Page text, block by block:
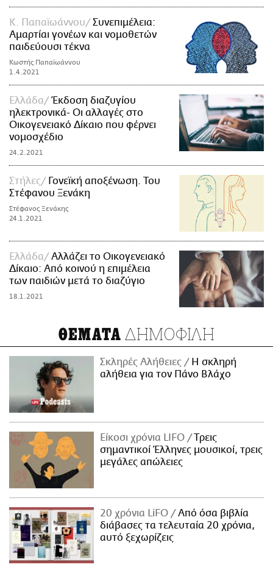
Κ. Παπαϊωάννου
Συνεπιμέλεια:
Αμαρτίαι γονέων και νομοθετών
παιδεύουσι τέκνα
Κωστής Παπαϊωάννου
1.4.2021
Ελλάδα
Έκδοση διαζυγίου
ηλεκτρονικά- Οι αλλαγές στο
Οικογενειακό Δίκαιο που φέρνει
νομοσχέδιο
24.2.2021
Στήλες
Γονεϊκή αποξένωση. Του
Στέφανου Ξενάκη
Στέφανος Ξενάκης
24.1.2021
Ελλάδα
Αλλάζει το Οικογενειακό
Δίκαιο: Από κοινού η επιμέλεια
των παιδιών μετά το διαζύγιο
18.1.2021
ΘΕΜΑΤΑ ΔΗΜΟΦΙΛΗ
Σκληρές Αλήθειες
H σκληρή
αλήθεια για τον Πάνο Βλάχο
Είκοσι χρόνια LIFO
Tρεις
σημαντικοί Έλληνες μουσικοί, τρεις
μεγάλες απώλειες
20 χρόνια LiFO
Από όσα βιβλία
διάβασες τα τελευταία 20 χρόνια,
αυτό ξεχωρίζεις